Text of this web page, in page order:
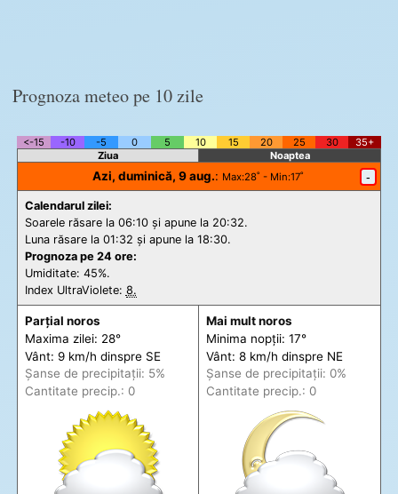
Prognoza meteo pe 10 zile
<-15 -10 -5 0 5 10 15 20 25 30
35+
Ziua
Noaptea
Azi, duminică, 9 aug.: Max:28˚ - Min:17˚ -
Calendarul zilei:
Soarele răsare la 06:10 și apune la 20:32.
Luna răsare la 01:32 și apune la 18:30.
Prognoza pe 24 ore:
Umiditate: 45%.
Index UltraViolete: 8.
Parțial noros
Maxima zilei: 28°
Vânt: 9 km/h dinspre SE
Șanse de precipitații: 5%
Cantitate precip.: 0
Mai mult noros
Minima nopții: 17°
Vânt: 8 km/h dinspre NE
Șanse de precipitații: 0%
Cantitate precip.: 0